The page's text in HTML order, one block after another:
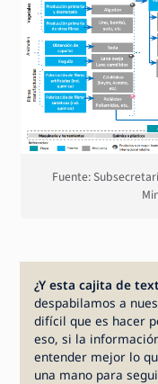
Fuente:
¿Y esta cajita de
despabilamos a
difícil que es hacer
eso, si la
entender mejor lo
una mano para